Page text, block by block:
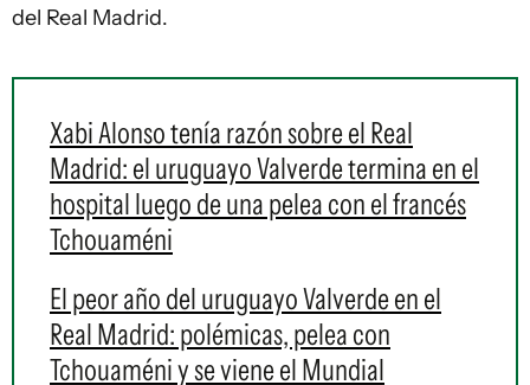
del Real Madrid.
Xabi Alonso tenía razón sobre el Real
Madrid: el uruguayo Valverde termina en el
hospital luego de una pelea con el francés
Tchouaméni
El peor año del uruguayo Valverde en el
Real Madrid: polémicas, pelea con
Tchouaméni y se viene el Mundial